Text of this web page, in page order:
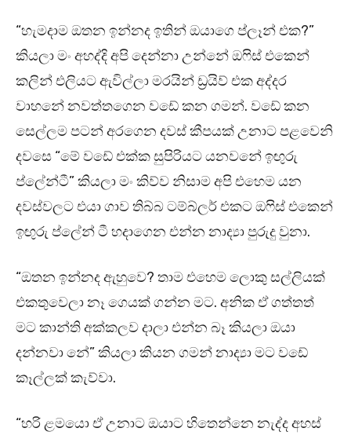
“හැමදාම ඔතන ඉන්නද ඉතින් ඔයාගෙ ප්ලෑන් එක?”
කියලා මං අහද්දි අපි දෙන්නා උන්නේ ඔෆිස් එකෙන්
කලින් එලියට ඇවිල්ලා මරයින් ඩ්‍රයිව් එක අද්දර
වාහනේ නවත්තගෙන වඩේ කන ගමන්. වඩේ කන
සෙල්ලම පටන් අරගෙන දවස් කීපයක් උනාට පළවෙනි
දවසෙ “මේ වඩේ එක්ක සුපිරියට යනවනේ ඉඟුරු
ප්ලේන්ටී” කියලා මං කිව්ව නිසාම අපි එහෙම යන
දවස්වලට එයා ගාව තිබ්බ ටම්බ්ලර් එකට ඔෆිස් එකෙන්
ඉඟුරු ප්ලේන් ටී හදාගෙන එන්න නාද්‍යා පුරුදු වුනා.
“ඔතන ඉන්නද ඇහුවෙ? තාම එහෙම ලොකු සල්ලියක්
එකතුවෙලා නෑ ගෙයක් ගන්න මට. අනික ඒ ගත්තත්
මට කාන්ති අක්කලව දාලා එන්න බෑ කියලා ඔයා
දන්නවා නේ” කියලා කියන ගමන් නාද්‍යා මට වඩේ
කෑල්ලක් කැව්වා.
“හරි ළමයො ඒ උනාට ඔයාට හිතෙන්නෙ නැද්ද අහස්